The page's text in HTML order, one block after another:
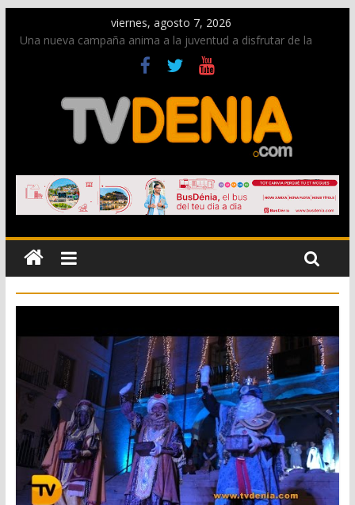
viernes, agosto 7, 2026
Una nueva campaña anima a la juventud a disfrutar de la
Paco Adsuar dona al Arxiu de Dénia más de 50.000 imágenes
de la memoria visual de la ciudad
La Entraeta Festera llena de ambiente la calle Marqués de
Campo con la recepción a la Capitanía Cristiana
El XII Festival de Jazz de Dénia reunirá durante agosto a
figuras nacionales e internacionales en los Jardins de
Torrecremada
Los Moros y Cristianos 2026 reciben las llaves de la ciudad y
dan inicio a las fiestas en Dénia